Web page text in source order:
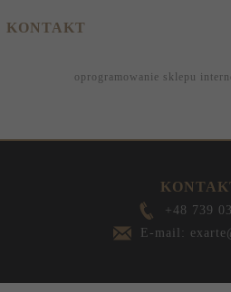
KONTAKT
oprogramowanie sklepu
+48 739
E-mail: